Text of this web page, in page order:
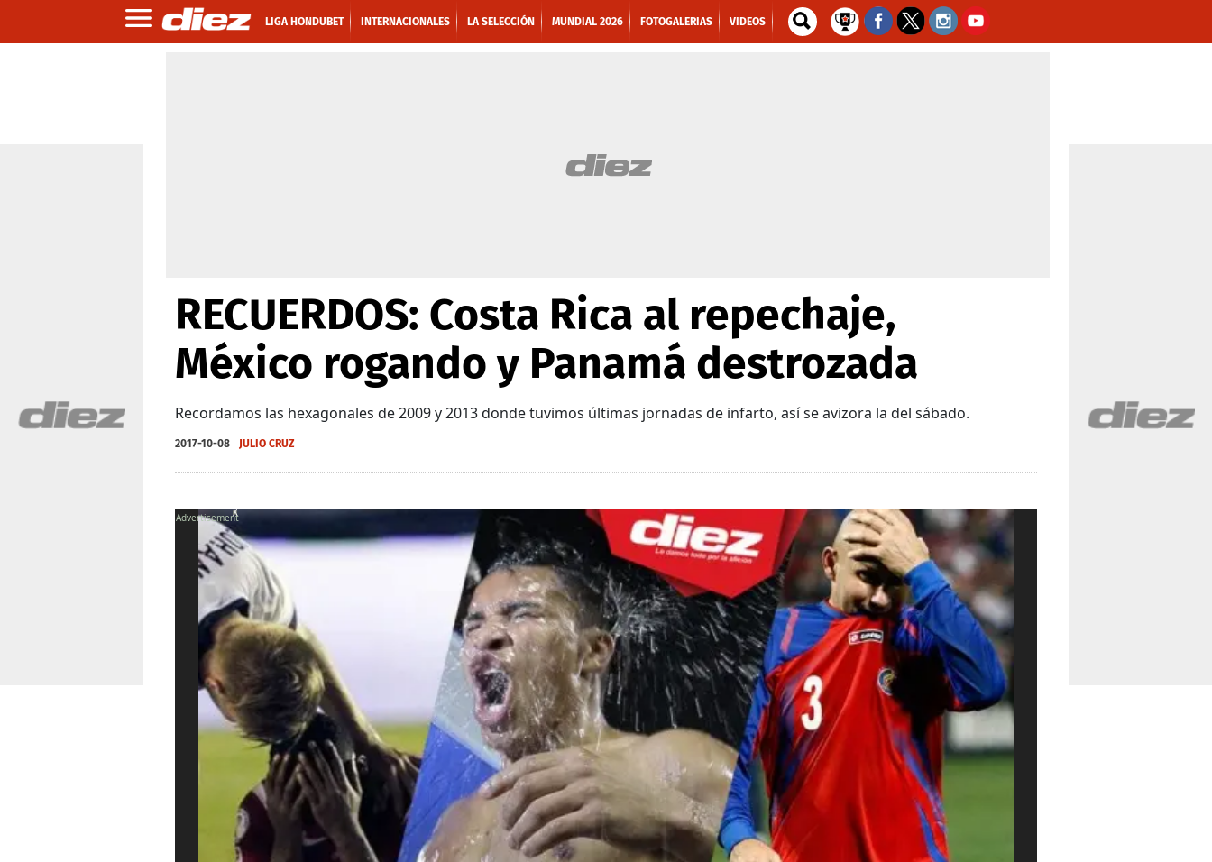
LIGA HONDUBET INTERNACIONALES LA SELECCIÓN MUNDIAL 2026 FOTOGALERIAS VIDEOS
RECUERDOS: Costa Rica al repechaje,
México rogando y Panamá destrozada
Recordamos las hexagonales de 2009 y 2013 donde tuvimos últimas jornadas de infarto, así se avizora la del sábado.
2017-10-08 JULIO CRUZ
X